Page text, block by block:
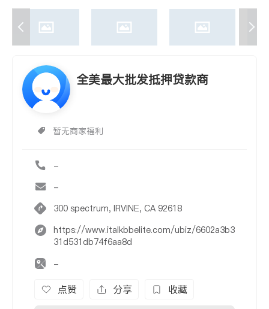
全美最大批发抵押贷款商
暂无商家福利
-
-
300 spectrum, IRVINE, CA 92618
https://www.italkbbelite.com/ubiz/6602a3b3
31d531db74f6aa8d
-
点赞 分享 收藏